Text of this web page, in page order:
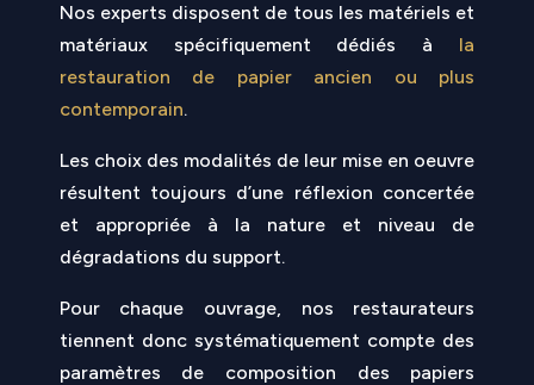
Nos experts disposent de tous les matériels et
matériaux spécifiquement dédiés à la
restauration de papier ancien ou plus
contemporain.
Les choix des modalités de leur mise en oeuvre
résultent toujours d’une réflexion concertée
et appropriée à la nature et niveau de
dégradations du support.
Pour chaque ouvrage, nos restaurateurs
tiennent donc systématiquement compte des
paramètres de composition des papiers